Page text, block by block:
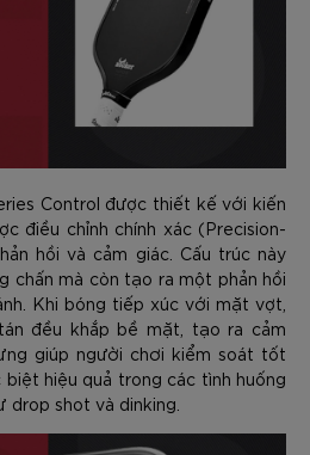
Control được thiết kế với kiến
điều chỉnh chính xác (Precision-
hồi và cảm giác. Cấu trúc này
chấn mà còn tạo ra một phản hồi
Khi bóng tiếp xúc với mặt vợt,
đều khắp bề mặt, tạo ra cảm
giúp người chơi kiểm soát tốt
hiệu quả trong các tình huống
drop shot và dinking.